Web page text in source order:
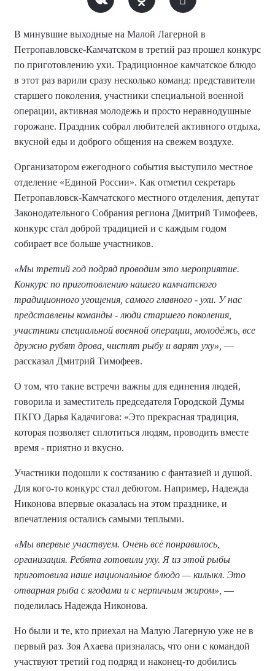
В минувшие выходные на Малой Лагерной в
Петропавловске-Камчатском в третий раз прошел конкурс
по приготовлению ухи. Традиционное камчатское блюдо
в этот раз варили сразу несколько команд: представители
старшего поколения, участники специальной военной
операции, активная молодежь и просто неравнодушные
горожане. Праздник собрал любителей активного отдыха,
вкусной еды и доброго общения на свежем воздухе.
Организатором ежегодного события выступило местное
отделение «Единой России». Как отметил секретарь
Петропавловск-Камчатского местного отделения, депутат
Законодательного Собрания региона Дмитрий Тимофеев,
конкурс стал доброй традицией и с каждым годом
собирает все больше участников.
«Мы третий год подряд проводим это мероприятие.
Конкурс по приготовлению нашего камчатского
традиционного угощения, самого главного - ухи. У нас
представлены команды - люди старшего поколения,
участники специальной военной операции, молодёжь, все
дружно рубят дрова, чистят рыбу и варят уху», —
рассказал Дмитрий Тимофеев.
О том, что такие встречи важны для единения людей,
говорила и заместитель председателя Городской Думы
ПКГО Дарья Кадачигова: «Это прекрасная традиция,
которая позволяет сплотиться людям, проводить вместе
время - приятно и вкусно.
Участники подошли к состязанию с фантазией и душой.
Для кого-то конкурс стал дебютом. Например, Надежда
Никонова впервые оказалась на этом празднике, и
впечатления остались самыми теплыми.
«Мы впервые участвуем. Очень всё понравилось,
организация. Ребята готовили уху. Я из этой рыбы
приготовила наше национальное блюдо — килыкл. Это
отварная рыба с ягодами и с нерпичьим жиром», —
поделилась Надежда Никонова.
Но были и те, кто приехал на Малую Лагерную уже не в
первый раз. Зоя Ахаева призналась, что они с командой
участвуют третий год подряд и наконец-то добились